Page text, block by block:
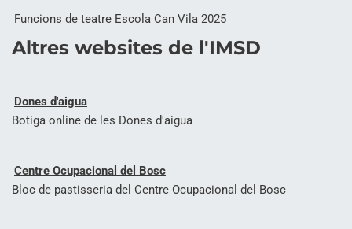
Funcions de teatre Escola Can Vila 2025
Altres websites de l'IMSD
Dones d'aigua
Botiga online de les Dones d'aigua
Centre Ocupacional del Bosc
Bloc de pastisseria del Centre Ocupacional del Bosc